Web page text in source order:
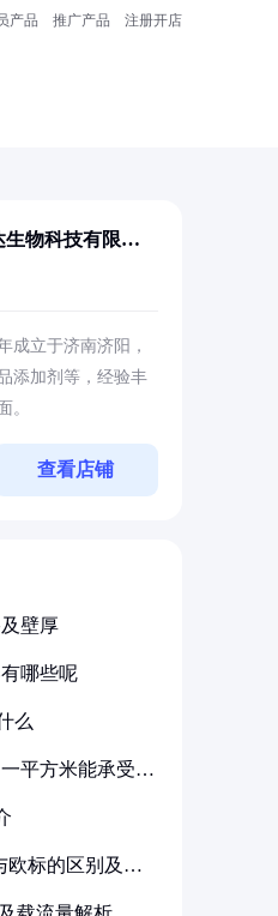
产品 推广产品 注册开店
生物科技有限公
成立于济南济阳，
添加剂等，经验丰
。
查看店铺
壁厚
哪些呢
么
平方米能承受多
欧标的区别及其